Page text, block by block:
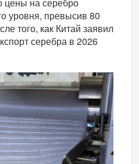
на серебро
уровня, превысив 80
того, как Китай заявил
серебра в 2026